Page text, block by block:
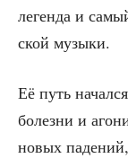
леген­да и
ской музыки.
Её путь
болез­ни и
новых